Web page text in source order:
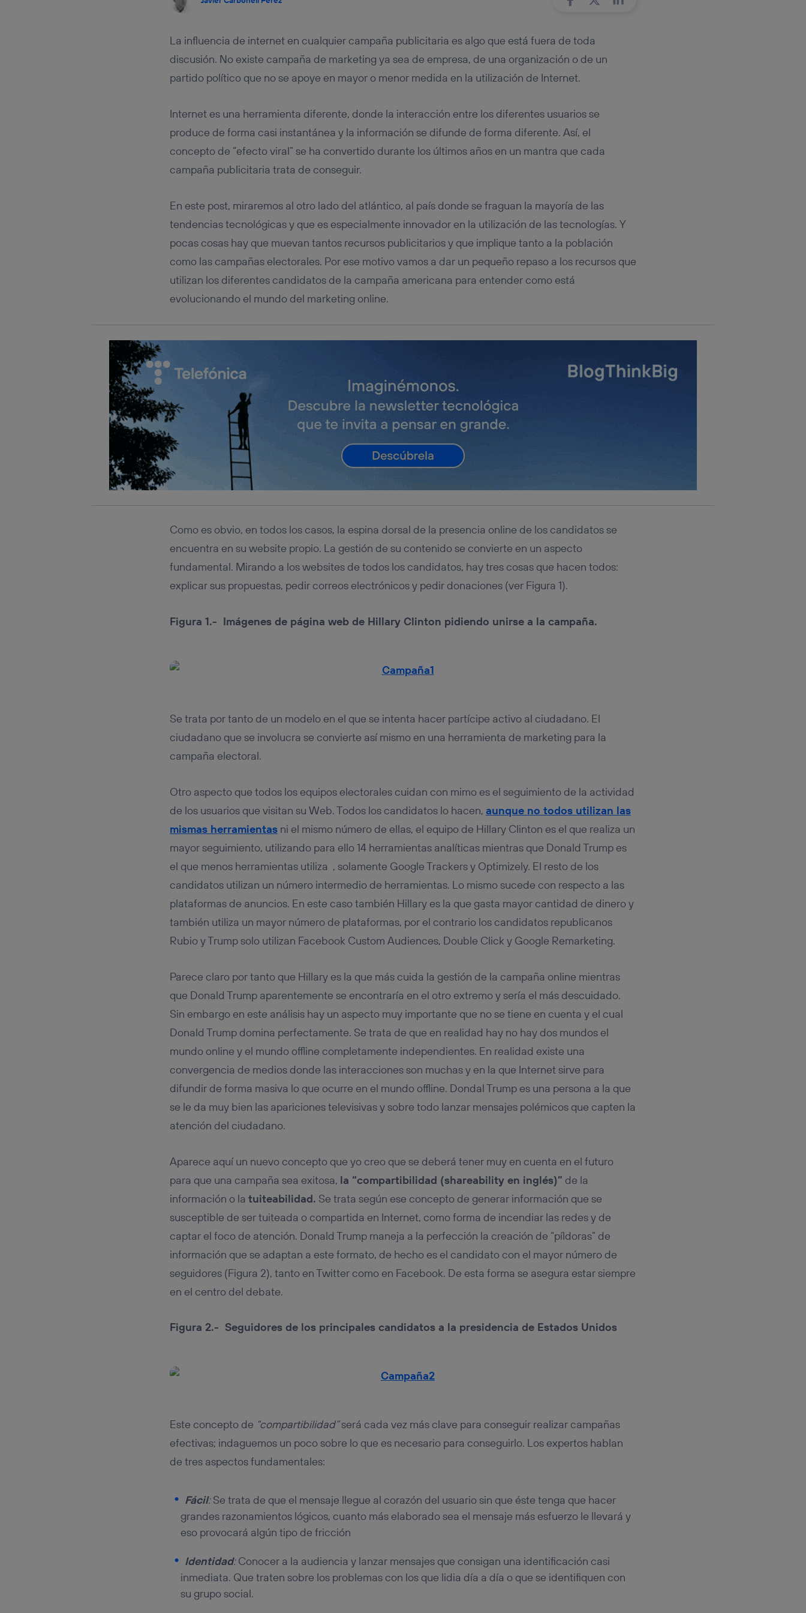
La influencia de internet en cualquier campaña publicitaria es algo que está fuera de toda
discusión. No existe campaña de marketing ya sea de empresa, de una organización o de un
partido político que no se apoye en mayor o menor medida en la utilización de Internet.
Internet es una herramienta diferente, donde la interacción entre los diferentes usuarios se
produce de forma casi instantánea y la información se difunde de forma diferente. Así, el
concepto de “efecto viral” se ha convertido durante los últimos años en un mantra que cada
campaña publicitaria trata de conseguir.
En este post, miraremos al otro lado del atlántico, al país donde se fraguan la mayoría de las
tendencias tecnológicas y que es especialmente innovador en la utilización de las tecnologías. Y
pocas cosas hay que muevan tantos recursos publicitarios y que implique tanto a la población
como las campañas electorales. Por ese motivo vamos a dar un pequeño repaso a los recursos que
utilizan los diferentes candidatos de la campaña americana para entender como está
evolucionando el mundo del marketing online.
Como es obvio, en todos los casos, la espina dorsal de la presencia online de los candidatos se
encuentra en su website propio. La gestión de su contenido se convierte en un aspecto
fundamental. Mirando a los websites de todos los candidatos, hay tres cosas que hacen todos:
explicar sus propuestas, pedir correos electrónicos y pedir donaciones (ver Figura 1).
Figura 1.- Imágenes de página web de Hillary Clinton pidiendo unirse a la campaña.
Se trata por tanto de un modelo en el que se intenta hacer partícipe activo al ciudadano. El
ciudadano que se involucra se convierte así mismo en una herramienta de marketing para la
campaña electoral.
Otro aspecto que todos los equipos electorales cuidan con mimo es el seguimiento de la actividad
de los usuarios que visitan su Web. Todos los candidatos lo hacen, aunque no todos utilizan las
mismas herramientasni el mismo número de ellas, el equipo de Hillary Clinton es el que realiza un
mayor seguimiento, utilizando para ello 14 herramientas analíticas mientras que Donald Trump es
el que menos herramientas utiliza , solamente Google Trackers y Optimizely. El resto de los
candidatos utilizan un número intermedio de herramientas. Lo mismo sucede con respecto a las
plataformas de anuncios. En este caso también Hillary es la que gasta mayor cantidad de dinero y
también utiliza un mayor número de plataformas, por el contrario los candidatos republicanos
Rubio y Trump solo utilizan Facebook Custom Audiences, Double Click y Google Remarketing.
Parece claro por tanto que Hillary es la que más cuida la gestión de la campaña online mientras
que Donald Trump aparentemente se encontraría en el otro extremo y sería el más descuidado.
Sin embargo en este análisis hay un aspecto muy importante que no se tiene en cuenta y el cual
Donald Trump domina perfectamente. Se trata de que en realidad hay no hay dos mundos el
mundo online y el mundo offline completamente independientes. En realidad existe una
convergencia de medios donde las interacciones son muchas y en la que Internet sirve para
difundir de forma masiva lo que ocurre en el mundo offline. Dondal Trump es una persona a la que
se le da muy bien las apariciones televisivas y sobre todo lanzar mensajes polémicos que capten la
atención del ciudadano.
Aparece aquí un nuevo concepto que yo creo que se deberá tener muy en cuenta en el futuro
para que una campaña sea exitosa, la “compartibilidad (shareability en inglés)” de la
información o la tuiteabilidad. Se trata según ese concepto de generar información que se
susceptible de ser tuiteada o compartida en Internet, como forma de incendiar las redes y de
captar el foco de atención. Donald Trump maneja a la perfección la creación de “píldoras” de
información que se adaptan a este formato, de hecho es el candidato con el mayor número de
seguidores (Figura 2), tanto en Twitter como en Facebook. De esta forma se asegura estar siempre
en el centro del debate.
Figura 2.- Seguidores de los principales candidatos a la presidencia de Estados Unidos
Este concepto de “compartibilidad”será cada vez más clave para conseguir realizar campañas
efectivas; indaguemos un poco sobre lo que es necesario para conseguirlo. Los expertos hablan
de tres aspectos fundamentales:
Fácil:Se trata de que el mensaje llegue al corazón del usuario sin que éste tenga que hacer
grandes razonamientos lógicos, cuanto más elaborado sea el mensaje más esfuerzo le llevará y
eso provocará algún tipo de fricción
Identidad:Conocer a la audiencia y lanzar mensajes que consigan una identificación casi
inmediata. Que traten sobre los problemas con los que lidia día a día o que se identifiquen con
su grupo social.
Si utilizas unaconexión de banda ancha(p. ej., Wi-Fi), el marketing o análisis se
realizará en función de las actividades de navegación de los miembros del hogar que
hayan dado su consentimiento.
Si utilizasdatos móviles , el marketing será más personalizado, ya que se basará
Puedes gestionar los consentimientos Utiq seleccionando “Administrar Utiq” en la parte
inferior de esta página web o visitando el portal de privacidad de Utiq (“consenthub”).
Para más información, consulta la política de privacidad de Utiq.